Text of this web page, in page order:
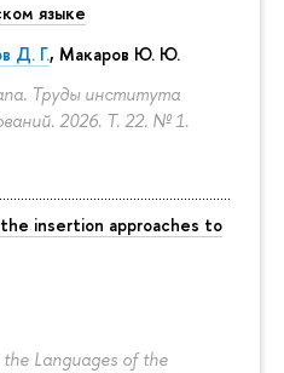
языке
Д. Г., Макаров Ю. Ю.
Труды института
2026. Т. 22. № 1.
insertion approaches to
the Languages of the